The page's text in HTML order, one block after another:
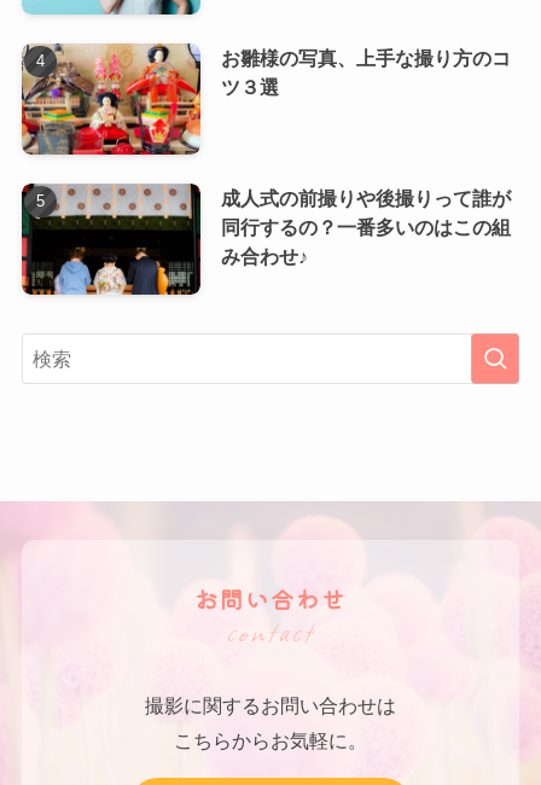
お雛様の写真、上手な撮り方のコ
ツ３選
成人式の前撮りや後撮りって誰が
同行するの？一番多いのはこの組
み合わせ♪
お問い合わせ
contact
撮影に関するお問い合わせは
こちらからお気軽に。